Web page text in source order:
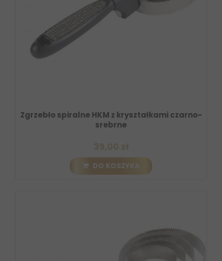
Zgrzebło spiralne HKM z kryształkami czarno-
srebrne
DO KOSZYKA